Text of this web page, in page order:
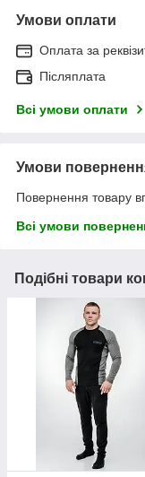
Умови оплати
Оплата за
Післяплата
Всі умови оплати
Умови
Повернення товару
Всі умови
Подібні товари